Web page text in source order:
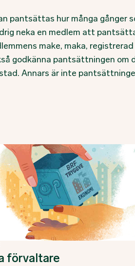
pantsättas hur många gånger
neka en medlem att
make, maka,
godkänna pantsättningen om
Annars är inte
förvaltare